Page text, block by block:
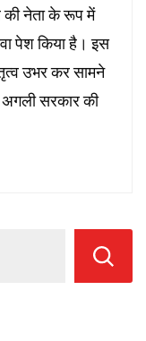
की नेता के रूप में
पेश किया है। इस
उभर कर सामने
सरकार की